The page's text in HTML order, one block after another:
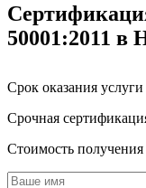
50001:2011 в
Срок оказания
Срочная
Стоимость получения